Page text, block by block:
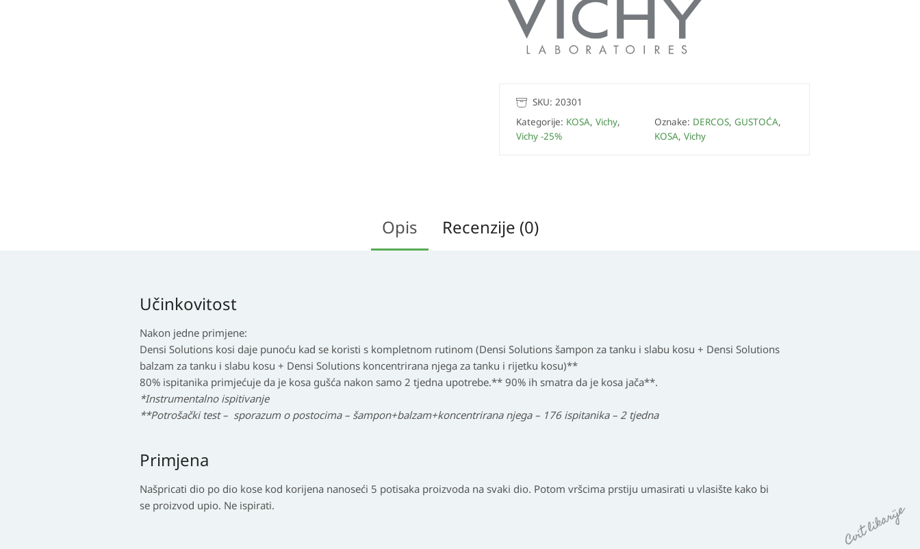
SKU: 20301
Kategorije: KOSA, Vichy,
Vichy -25%
Oznake: DERCOS, GUSTOĆA,
KOSA, Vichy
Opis Recenzije (0)
Učinkovitost
Nakon jedne primjene:
Densi Solutions kosi daje punoću kad se koristi s kompletnom rutinom (Densi Solutions šampon za tanku i slabu kosu + Densi Solutions
balzam za tanku i slabu kosu + Densi Solutions koncentrirana njega za tanku i rijetku kosu)**
80% ispitanika primjećuje da je kosa gušća nakon samo 2 tjedna upotrebe.** 90% ih smatra da je kosa jača**.
*Instrumentalno ispitivanje
**Potrošački test – sporazum o postocima – šampon+balzam+koncentrirana njega – 176 ispitanika – 2 tjedna
Primjena
Našpricati dio po dio kose kod korijena nanoseći 5 potisaka proizvoda na svaki dio. Potom vršcima prstiju umasirati u vlasište kako bi
se proizvod upio. Ne ispirati.